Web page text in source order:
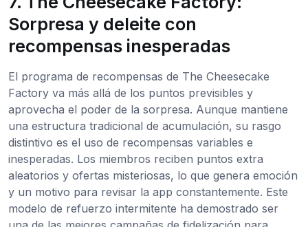
Sorpresa y deleite con
recompensas inesperadas
El programa de recompensas de The Cheesecake
Factory va más allá de los puntos previsibles y
aprovecha el poder de la sorpresa. Aunque mantiene
una estructura tradicional de acumulación, su rasgo
distintivo es el uso de recompensas variables e
inesperadas. Los miembros reciben puntos extra
aleatorios y ofertas misteriosas, lo que genera emoción
y un motivo para revisar la app constantemente. Este
modelo de refuerzo intermitente ha demostrado ser